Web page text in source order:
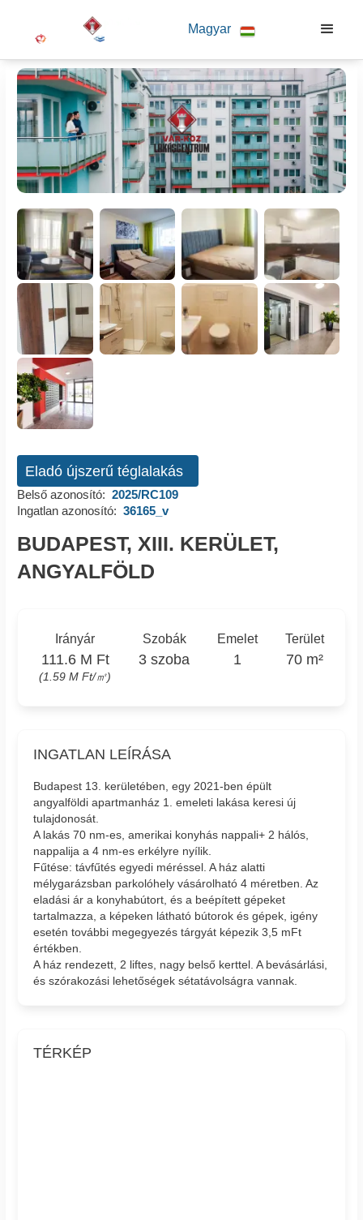
Magyar
Eladó újszerű téglalakás
Belső azonosító: 2025/RC109
Ingatlan azonosító: 36165_v
BUDAPEST, XIII. KERÜLET,
ANGYALFÖLD
Irányár
111.6 M Ft
(1.59 M Ft/㎡)
Szobák
3 szoba
Emelet
1
Terület
70 m²
INGATLAN LEÍRÁSA
Budapest 13. kerületében, egy 2021-ben épült
angyalföldi apartmanház 1. emeleti lakása keresi új
tulajdonosát.
A lakás 70 nm-es, amerikai konyhás nappali+ 2 hálós,
nappalija a 4 nm-es erkélyre nyílik.
Fűtése: távfűtés egyedi méréssel. A ház alatti
mélygarázsban parkolóhely vásárolható 4 méretben. Az
eladási ár a konyhabútort, és a beépített gépeket
tartalmazza, a képeken látható bútorok és gépek, igény
esetén további megegyezés tárgyát képezik 3,5 mFt
értékben.
A ház rendezett, 2 liftes, nagy belső kerttel. A bevásárlási,
és szórakozási lehetőségek sétatávolságra vannak.
TÉRKÉP